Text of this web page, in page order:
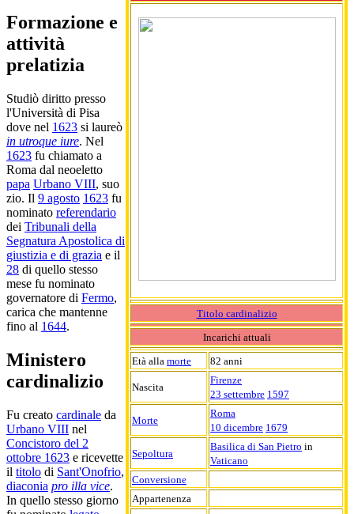
Titolo cardinalizio
Incarichi attuali
Età alla morte 82 anni
Nascita
Firenze
23 settembre 1597
Morte
Roma
10 dicembre 1679
Sepoltura
Basilica di San Pietro in
Vaticano
Conversione
Appartenenza
Formazione e
attività
prelatizia
Studiò diritto presso
l'Università di Pisa
dove nel 1623 si laureò
in utroque iure. Nel
1623 fu chiamato a
Roma dal neoeletto
papa Urbano VIII, suo
zio. Il 9 agosto 1623 fu
nominato referendario
dei Tribunali della
Segnatura Apostolica di
giustizia e di grazia e il
28 di quello stesso
mese fu nominato
governatore di Fermo,
carica che mantenne
fino al 1644.
Ministero
cardinalizio
Fu creato cardinale da
Urbano VIII nel
Concistoro del 2
ottobre 1623 e ricevette
il titolo di Sant'Onofrio,
diaconia pro illa vice.
In quello stesso giorno